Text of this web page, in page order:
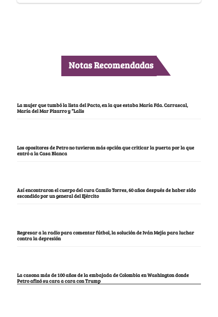
Notas Recomendadas
La mujer que tumbó la lista del Pacto, en la que estaba María Fda. Carrascal,
María del Mar Pizarro y “Lalis
Los opositores de Petro no tuvieron más opción que criticar la puerta por la que
entró a la Casa Blanca
Así encontraron el cuerpo del cura Camilo Torres, 60 años después de haber sido
escondido por un general del Ejército
Regresar a la radio para comentar fútbol, la solución de Iván Mejía para luchar
contra la depresión
La casona más de 100 años de la embajada de Colombia en Washington donde
Petro afinó su cara a cara con Trump